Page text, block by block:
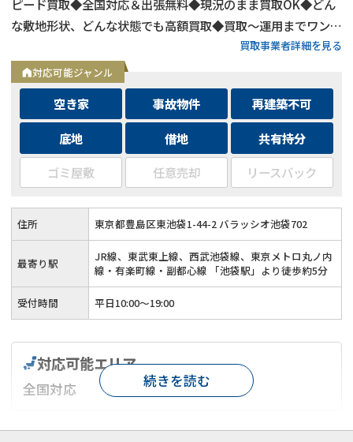
ピード買取◆全国対応＆出張無料◆現況のまま買取OK◆どん
な敷地形状、どんな状態でも高額買取◆買取〜運用までワンス
トップ対応◆無料査定＆相談はフォームから24時間受付
買取事業者詳細を見る
対応可能ジャンル
空き家 事故物件
再建築不可
底地
借地
共有持分
ゴミ屋敷
任意売却 リースバック
住所 東京都豊島区東池袋1-44-2 バラッシオ池袋702
最寄り駅
JR線、東武東上線、西武池袋線、東京メトロ丸ノ内
線・有楽町線・副都心線 「池袋駅」より徒歩約5分
受付時間 平日10:00～19:00
対応可能エリア
全国対応
対応が親身 オンライン面談可能
レスポンスが早い
続きを読む